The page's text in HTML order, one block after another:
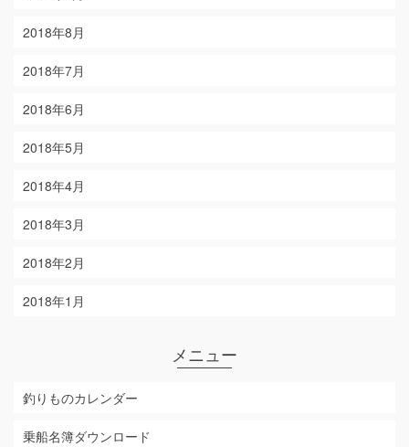
2018年8月
2018年7月
2018年6月
2018年5月
2018年4月
2018年3月
2018年2月
2018年1月
メニュー
釣りものカレンダー
乗船名簿ダウンロード